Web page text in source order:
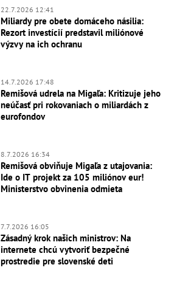
22.7.2026 12:41
Miliardy pre obete domáceho násilia:
Rezort investícií predstavil miliónové
výzvy na ich ochranu
14.7.2026 17:48
Remišová udrela na Migaľa: Kritizuje jeho
neúčasť pri rokovaniach o miliardách z
eurofondov
8.7.2026 16:34
Remišová obviňuje Migaľa z utajovania:
Ide o IT projekt za 105 miliónov eur!
Ministerstvo obvinenia odmieta
7.7.2026 16:05
Zásadný krok našich ministrov: Na
internete chcú vytvoriť bezpečné
prostredie pre slovenské deti